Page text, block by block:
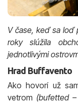
V čase, keď sa loď
roky slúžila
jednotlivými
Hrad Buffavento
Ako hovorí už
vetrom (bufetted